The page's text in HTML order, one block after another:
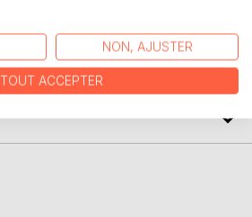
NON, AJUSTER
TOUT ACCEPTER